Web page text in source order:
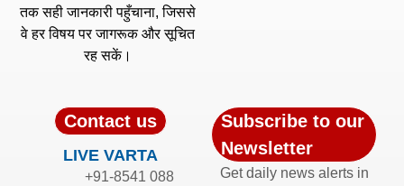
तक सही जानकारी पहुँचाना, जिससे
वे हर विषय पर जागरूक और सूचित
रह सकें।
Contact us
LIVE VARTA
+91-8541 088
Subscribe to our
Newsletter
Get daily news alerts in